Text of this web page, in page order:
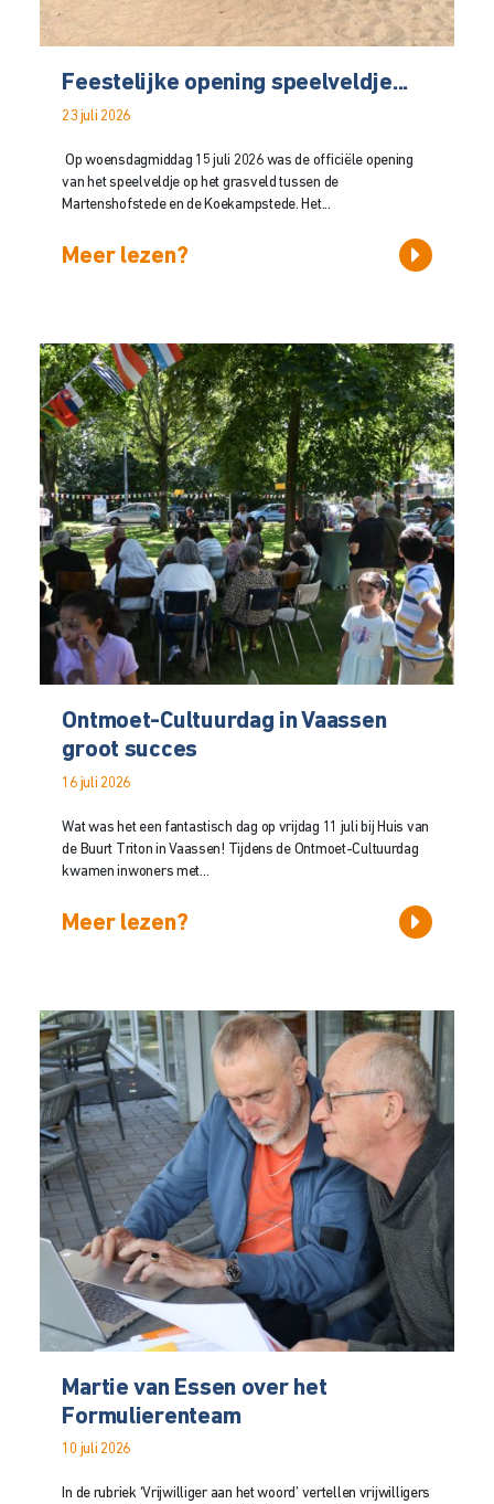
Feestelijke opening speelveldje...
23 juli 2026
Op woensdagmiddag 15 juli 2026 was de officiële opening
van het speelveldje op het grasveld tussen de
Martenshofstede en de Koekampstede. Het...
Meer lezen?
Ontmoet-Cultuurdag in Vaassen
groot succes
16 juli 2026
Wat was het een fantastisch dag op vrijdag 11 juli bij Huis van
de Buurt Triton in Vaassen! Tijdens de Ontmoet-Cultuurdag
kwamen inwoners met...
Meer lezen?
Martie van Essen over het
Formulierenteam
10 juli 2026
In de rubriek ‘Vrijwilliger aan het woord’ vertellen vrijwilligers